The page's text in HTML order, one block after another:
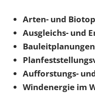
Arten- und
Ausgleichs- und
Bauleitplanungen
Aufforstungs-
Windenergie im